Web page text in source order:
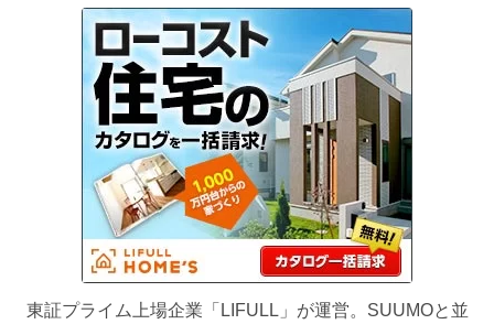
東証プライム上場企業「LIFULL」が運営。SUUMOと並